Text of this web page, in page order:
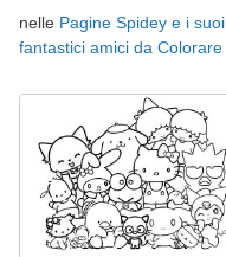
nelle Pagine Spidey e i suoi
fantastici amici da Colorare